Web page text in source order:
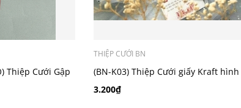
Thiệp Cưới Gập
THIỆP CƯỚI BN
(BN-K03) Thiệp Cưới giấy Kraft hình
chibi áo dài truyền thống
3.200₫